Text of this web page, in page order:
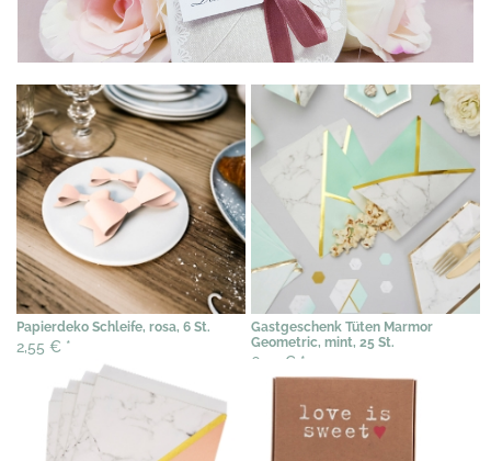
Papierdeko Schleife, rosa, 6 St.
2,55 € *
Gastgeschenk Tüten Marmor
Geometric, mint, 25 St.
6,10 € *